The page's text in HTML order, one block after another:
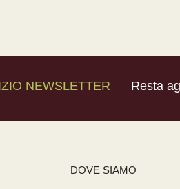
NEWSLETTER Resta
DOVE SIAMO